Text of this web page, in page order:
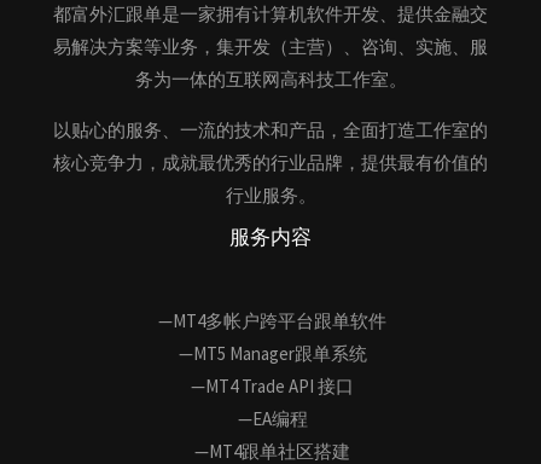
都富外汇跟单是一家拥有计算机软件开发、提供金融交
易解决方案等业务，集开发（主营）、咨询、实施、服
务为一体的互联网高科技工作室。
以贴心的服务、一流的技术和产品，全面打造工作室的
核心竞争力，成就最优秀的行业品牌，提供最有价值的
行业服务。
服务内容
—MT4多帐户跨平台跟单软件
—MT5 Manager跟单系统
—MT4 Trade API 接口
—EA编程
—MT4跟单社区搭建